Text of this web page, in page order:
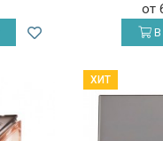
от
В
ХИТ